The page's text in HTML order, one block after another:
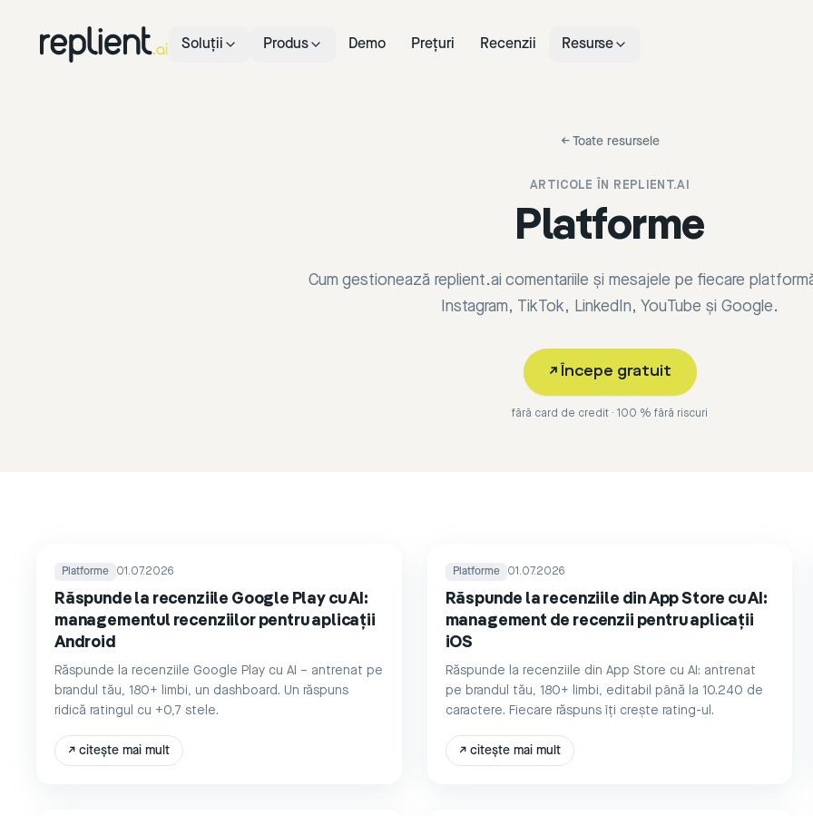
Soluții Produs Demo Prețuri Recenzii Resurse
←Toate resursele
ARTICOLE ÎN REPLIENT.AI
Platforme
Cum gestionează replient.ai comentariile și mesajele pe fiecare
Instagram, TikTok, LinkedIn, YouTube și Google.
↗ Începe gratuit
fără card de credit · 100 % fără riscuri
Platforme 01.07.2026
Răspunde la recenziile Google Play cu AI:
managementul recenziilor pentru aplicații
Android
Răspunde la recenziile Google Play cu AI – antrenat pe
brandul tău, 180+ limbi, un dashboard. Un răspuns
ridică ratingul cu +0,7 stele.
↗ citește mai mult
Platforme 01.07.2026
Răspunde la recenziile din App Store cu AI:
management de recenzii pentru aplicații
iOS
Răspunde la recenziile din App Store cu AI: antrenat
pe brandul tău, 180+ limbi, editabil până la 10.240 de
caractere. Fiecare răspuns îți crește rating-ul.
↗ citește mai mult